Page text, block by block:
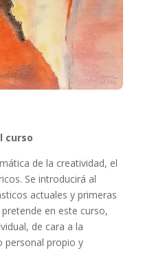
curso
de la creatividad, el
Se introducirá al
actuales y primeras
en este curso,
de cara a la
personal propio y